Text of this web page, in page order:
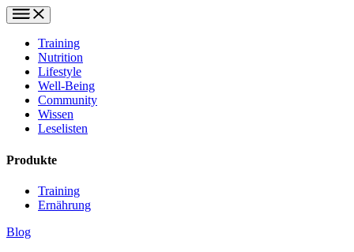
Training
Nutrition
Lifestyle
Well-Being
Community
Wissen
Leselisten
Produkte
Training
Ernährung
Blog